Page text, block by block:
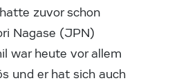
zuvor schon
Nagase (JPN)
war heute vor allem
und er hat sich auch